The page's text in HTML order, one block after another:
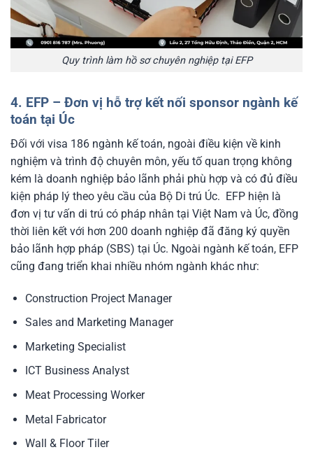
Quy trình làm hồ sơ chuyên nghiệp tại EFP
4. EFP – Đơn vị hỗ trợ kết nối sponsor ngành kế
toán tại Úc
Đối với visa 186 ngành kế toán, ngoài điều kiện về kinh
nghiệm và trình độ chuyên môn, yếu tố quan trọng không
kém là doanh nghiệp bảo lãnh phải phù hợp và có đủ điều
kiện pháp lý theo yêu cầu của Bộ Di trú Úc. EFP hiện là
đơn vị tư vấn di trú có pháp nhân tại Việt Nam và Úc, đồng
thời liên kết với hơn 200 doanh nghiệp đã đăng ký quyền
bảo lãnh hợp pháp (SBS) tại Úc. Ngoài ngành kế toán, EFP
cũng đang triển khai nhiều nhóm ngành khác như:
Construction Project Manager
Sales and Marketing Manager
Marketing Specialist
ICT Business Analyst
Meat Processing Worker
Metal Fabricator
Wall & Floor Tiler